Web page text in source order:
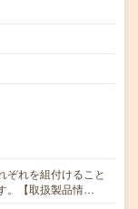
ぞれを組付けること
。【取扱製品情…